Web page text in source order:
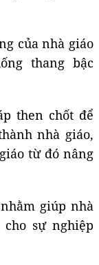
của nhà giáo
thang bậc
then chốt để
nhà giáo,
từ đó nâng
giúp nhà
sự nghiệp